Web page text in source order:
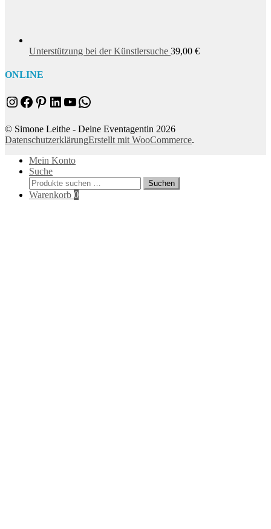
Unterstützung bei der Künstlersuche 39,00 €
ONLINE
Instagram
Facebook
Pinterest
LinkedIn
YouTube
WhatsApp
© Simone Leithe - Deine Eventagentin 2026
DatenschutzerklärungErstellt mit WooCommerce.
Mein Konto
Suche
Suchen
nach:
Suchen
Warenkorb 0